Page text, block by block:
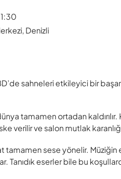
Denizli
sahneleri etkileyici bir
tamamen ortadan
verilir ve salon mutlak
tamamen sese yönelir.
Tanıdık eserler bile bu